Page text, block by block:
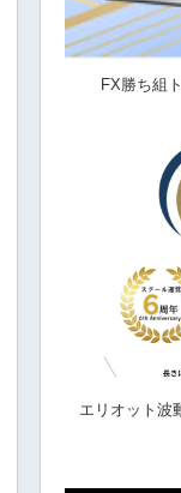
FX勝ち組
エリオット波